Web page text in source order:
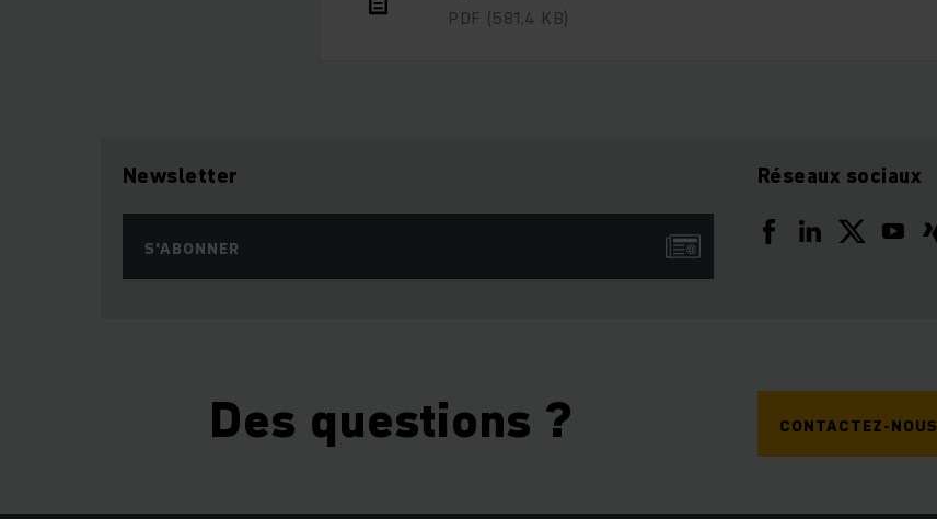
PDF (581,4 KB)
Newsletter
S'ABONNER
Réseaux sociaux
Des questions ? CONTACTEZ-NOUS